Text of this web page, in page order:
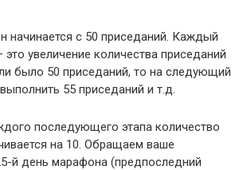
начинается с 50 приседаний. Каждый
увеличение количества приседаний
было 50 приседаний, то на следующий
55 приседаний и т.д.
последующего этапа количество
на 10. Обращаем ваше
й день марафона (предпоследний